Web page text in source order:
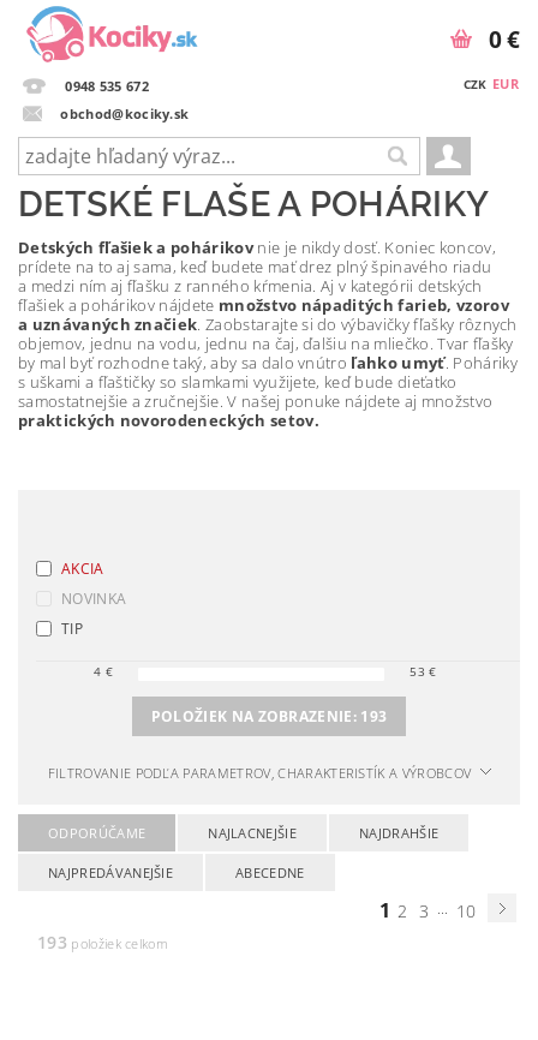
0948 535 672
obchod@kociky.sk
CZK EUR
0 €
DETSKÉ FLAŠE A POHÁRIKY
Detských fľašiek a pohárikovnie je nikdy dosť. Koniec koncov,
prídete na to aj sama, keď budete mať drez plný špinavého riadu
a medzi ním aj fľašku z ranného kŕmenia. Aj v kategórii detských
fľašiek a pohárikov nájdete množstvo nápaditých farieb, vzorov
a uznávaných značiek. Zaobstarajte si do výbavičky fľašky rôznych
objemov, jednu na vodu, jednu na čaj, ďalšiu na mliečko. Tvar fľašky
by mal byť rozhodne taký, aby sa dalo vnútro ľahko umyť. Poháriky
s uškami a fľaštičky so slamkami využijete, keď bude dieťatko
samostatnejšie a zručnejšie. V našej ponuke nájdete aj množstvo
praktických novorodeneckých setov.
AKCIA
NOVINKA
TIP
4 € 53 €
POLOŽIEK NA ZOBRAZENIE: 193
FILTROVANIE PODĽA PARAMETROV, CHARAKTERISTÍK A VÝROBCOV
ODPORÚČAME NAJLACNEJŠIE NAJDRAHŠIE
NAJPREDÁVANEJŠIE ABECEDNE
1 2 3 ... 10
193 položiek celkom